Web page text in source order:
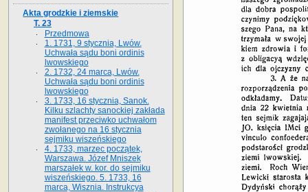
Akta grodzkie i ziemskie
T. 23
Przedmowa
1. 1731, 9 stycznia, Lwów.
Uchwała sądu boni ordinis
lwowskiego
2. 1732, 24 marca, Lwów.
Uchwała sądu boni ordinis
lwowskiego
3. 1733, 16 stycznia, Sanok.
Kilku szlachty sanockiej zakłada
manifest przeciwko uchwałom
zwołanego na 16 stycz­nia
sejmiku wiszeńskiego
4. 1733, marzec początek,
Warszawa. Józef Mniszek
marszałek w. kor. do sejmiku
wiszeńskiego. 5. 1733, 16
marca, Wisznia. Instrukcya